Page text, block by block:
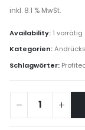
inkl. 8.1 % MwSt.
Availability: 1
Kategorien:
Schlagwörter: